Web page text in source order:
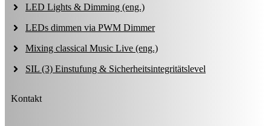
LED Lights & Dimming (eng.)
LEDs dimmen via PWM Dimmer
Mixing classical Music Live (eng.)
SIL (3) Einstufung & Sicherheitsintegritätslevel
Kontakt